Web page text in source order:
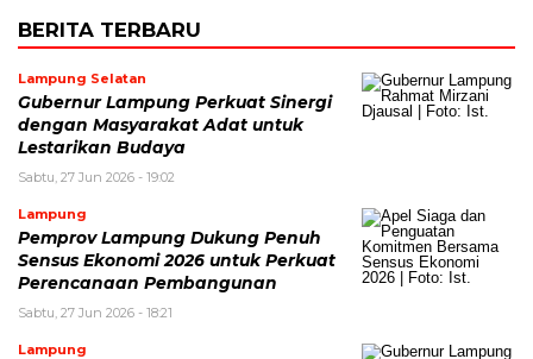
BERITA TERBARU
Lampung Selatan
Gubernur Lampung Perkuat Sinergi
dengan Masyarakat Adat untuk
Lestarikan Budaya
Sabtu, 27 Jun 2026 - 19:02
Lampung
Pemprov Lampung Dukung Penuh
Sensus Ekonomi 2026 untuk Perkuat
Perencanaan Pembangunan
Sabtu, 27 Jun 2026 - 18:21
Lampung